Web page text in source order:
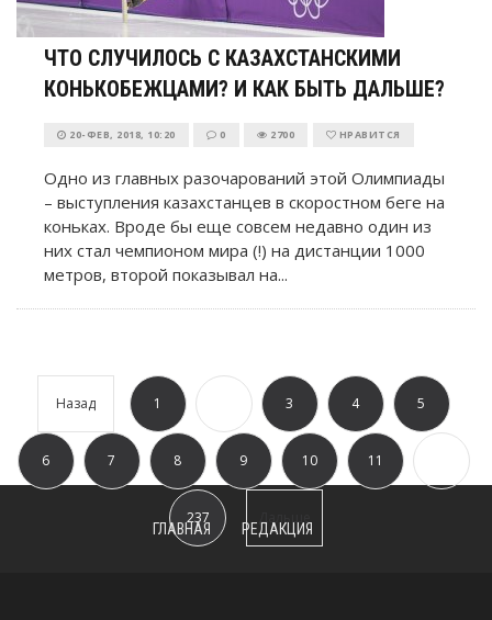
ЧТО СЛУЧИЛОСЬ С КАЗАХСТАНСКИМИ
КОНЬКОБЕЖЦАМИ? И КАК БЫТЬ ДАЛЬШЕ?
20-ФЕВ, 2018, 10:20 0 2700 НРАВИТСЯ
Одно из главных разочарований этой Олимпиады
– выступления казахстанцев в скоростном беге на
коньках. Вроде бы еще совсем недавно один из
них стал чемпионом мира (!) на дистанции 1000
метров, второй показывал на...
Назад 1 3 4 5
6 7 8 9 10 11
237
ГЛАВНАЯ РЕДАКЦИЯ